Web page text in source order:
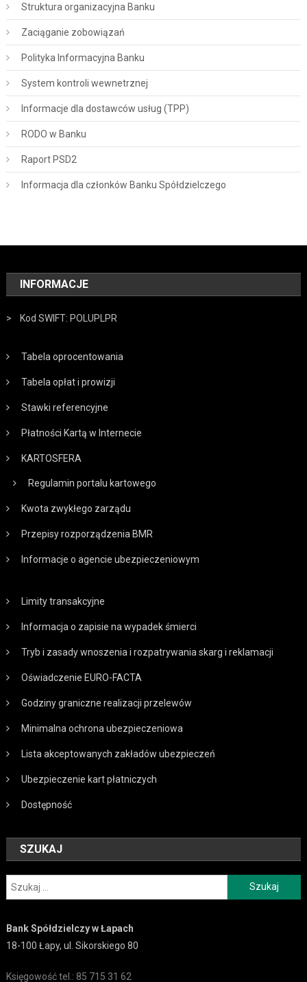
Struktura organizacyjna Banku
Zaciąganie zobowiązań
Polityka Informacyjna Banku
System kontroli wewnetrznej
Informacje dla dostawców usług (TPP)
RODO w Banku
Raport PSD2
Informacja dla członków Banku Spółdzielczego
INFORMACJE
> Kod SWIFT: POLUPLPR
Tabela oprocentowania
Tabela opłat i prowizji
Stawki referencyjne
Płatności Kartą w Internecie
KARTOSFERA
Regulamin portalu kartowego
Kwota zwykłego zarządu
Przepisy rozporządzenia BMR
Informacje o agencie ubezpieczeniowym
Limity transakcyjne
Informacja o zapisie na wypadek śmierci
Tryb i zasady wnoszenia i rozpatrywania skarg i reklamacji
Oświadczenie EURO-FACTA
Godziny graniczne realizacji przelewów
Minimalna ochrona ubezpieczeniowa
Lista akceptowanych zakładów ubezpieczeń
Ubezpieczenie kart płatniczych
Dostępność
SZUKAJ
Szukaj:
Bank Spółdzielczy w Łapach
18-100 Łapy, ul. Sikorskiego 80
Księgowość tel.: 85 715 31 62